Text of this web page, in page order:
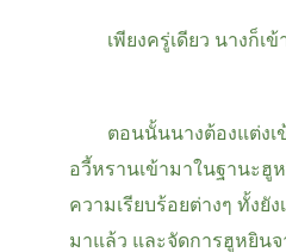
เพียงครู่เดียว นางก็เ
ตอนนั้นนางต้องแต่ง
อวี้หรานเข้ามาในฐานะฮู
ความเรียบร้อยต่างๆ ทั้งยั
มาแล้ว และจัดการฮูหยิน